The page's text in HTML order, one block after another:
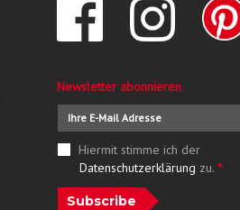
Newsletter abonnieren
Hiermit stimme ich der
Datenschutzerklärung zu. *
Subscribe